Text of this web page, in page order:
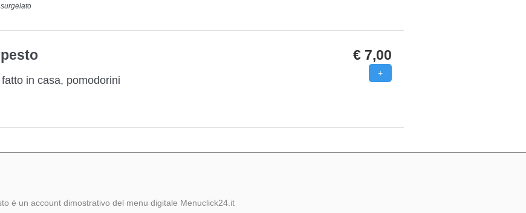
in casa, pomodorini
€ 7,00
è un account dimostrativo del menu digitale Menuclick24.it